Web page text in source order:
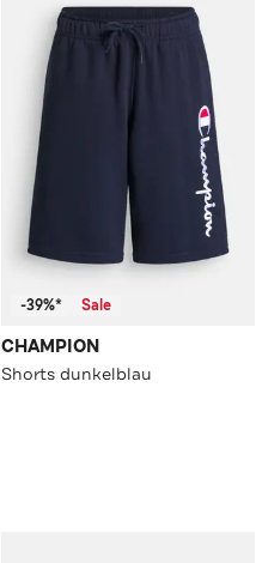
-39%* Sale
CHAMPION
Shorts dunkelblau